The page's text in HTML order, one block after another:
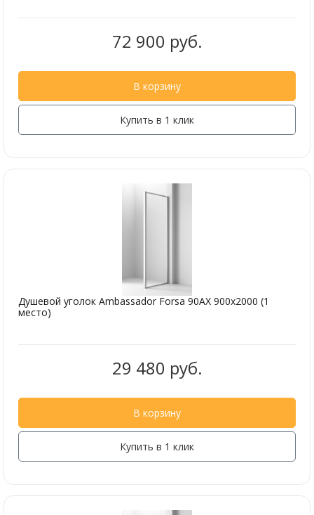
72 900 руб.
В корзину
Купить в 1 клик
Душевой уголок Ambassador Forsa 90AX 900x2000 (1
место)
29 480 руб.
В корзину
Купить в 1 клик